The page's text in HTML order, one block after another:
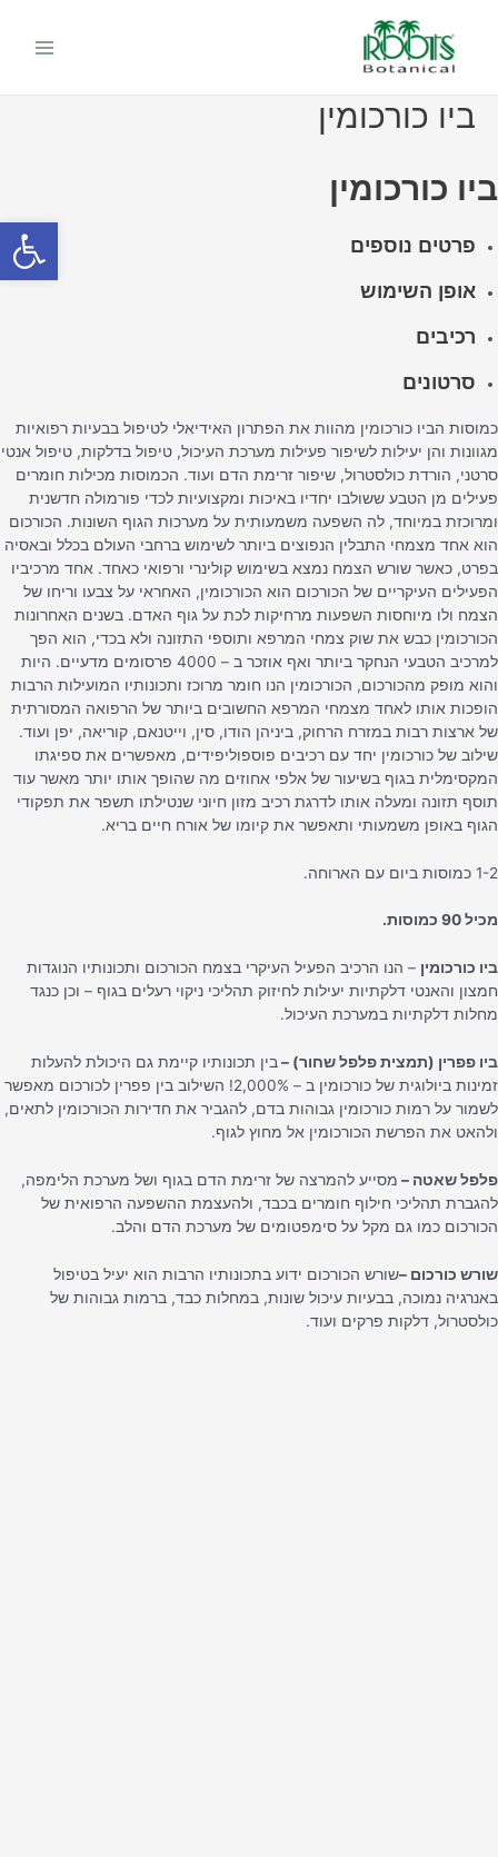
פתח
Menu
ביו כורכומין
ביו כורכומין
פרטים נוספים
אופן השימוש
רכיבים
סרטונים
כמוסות הביו כורכומין מהוות את הפתרון האידיאלי לטיפול בבעיות רפואיות
מגוונות והן יעילות לשיפור פעילות מערכת העיכול, טיפול בדלקות, טיפול אנטי
סרטני, הורדת כולסטרול, שיפור זרימת הדם ועוד. הכמוסות מכילות חומרים
פעילים מן הטבע ששולבו יחדיו באיכות ומקצועיות לכדי פורמולה חדשנית
ומרוכזת במיוחד, לה השפעה משמעותית על מערכות הגוף השונות. הכורכום
הוא אחד מצמחי התבלין הנפוצים ביותר לשימוש ברחבי העולם בכלל ובאסיה
בפרט, כאשר שורש הצמח נמצא בשימוש קולינרי ורפואי כאחד. אחד מרכיביו
הפעילים העיקריים של הכורכום הוא הכורכומין, האחראי על צבעו וריחו של
הצמח ולו מיוחסות השפעות מרחיקות לכת על גוף האדם. בשנים האחרונות
הכורכומין כבש את שוק צמחי המרפא ותוספי התזונה ולא בכדי, הוא הפך
למרכיב הטבעי הנחקר ביותר ואף אוזכר ב – 4000 פרסומים מדעיים. היות
והוא מופק מהכורכום, הכורכומין הנו חומר מרוכז ותכונותיו המועילות הרבות
הופכות אותו לאחד מצמחי המרפא החשובים ביותר של הרפואה המסורתית
של ארצות רבות במזרח הרחוק, ביניהן הודו, סין, וייטנאם, קוריאה, יפן ועוד.
שילוב של כורכומין יחד עם רכיבים פוספוליפידים, מאפשרים את ספיגתו
המקסימלית בגוף בשיעור של אלפי אחוזים מה שהופך אותו יותר מאשר עוד
תוסף תזונה ומעלה אותו לדרגת רכיב מזון חיוני שנטילתו תשפר את תפקודי
הגוף באופן משמעותי ותאפשר את קיומו של אורח חיים בריא.
1-2 כמוסות ביום עם הארוחה.
מכיל 90 כמוסות.
ביו כורכומין – הנו הרכיב הפעיל העיקרי בצמח הכורכום ותכונותיו הנוגדות
חמצון והאנטי דלקתיות יעילות לחיזוק תהליכי ניקוי רעלים בגוף – וכן כנגד
מחלות דלקתיות במערכת העיכול.
ביו פפרין (תמצית פלפל שחור) –בין תכונותיו קיימת גם היכולת להעלות
זמינות ביולוגית של כורכומין ב – 2,000%! השילוב בין פפרין לכורכום מאפשר
לשמור על רמות כורכומין גבוהות בדם, להגביר את חדירות הכורכומין לתאים,
ולהאט את הפרשת הכורכומין אל מחוץ לגוף.
פלפל שאטה – מסייע להמרצה של זרימת הדם בגוף ושל מערכת הלימפה,
להגברת תהליכי חילוף חומרים בכבד, ולהעצמת ההשפעה הרפואית של
הכורכום כמו גם מקל על סימפטומים של מערכת הדם והלב.
שורש כורכום –שורש הכורכום ידוע בתכונותיו הרבות הוא יעיל בטיפול
באנרגיה נמוכה, בבעיות עיכול שונות, במחלות כבד, ברמות גבוהות של
כולסטרול, דלקות פרקים ועוד.